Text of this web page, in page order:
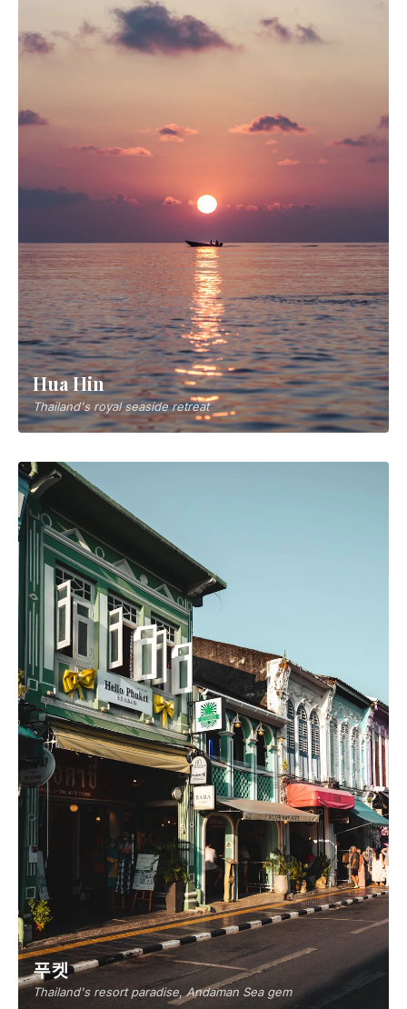
Hua Hin
Thailand's royal seaside retreat
푸켓
Thailand's resort paradise, Andaman Sea gem